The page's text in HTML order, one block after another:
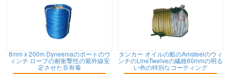
8mm x 200m Dyneemaのボートのウ
ィンチ ロープの耐衝撃性の紫外線安
定させた非有毒
タンカー オイルの船のAmsteelのウィ
ンチのLineTwelveの繊維60mmの明る
い色の特別なコーティング